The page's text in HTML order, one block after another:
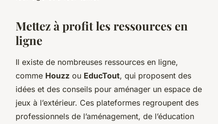
Mettez à profit les ressources en
ligne
Il existe de nombreuses ressources en ligne,
comme Houzz ou EducTout, qui proposent des
idées et des conseils pour aménager un espace de
jeux à l’extérieur. Ces plateformes regroupent des
professionnels de l’aménagement, de l’éducation